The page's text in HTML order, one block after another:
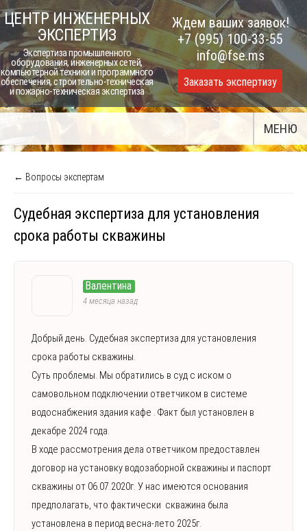
Skip
to
content
ЦЕНТР ИНЖЕНЕРНЫХ
ЭКСПЕРТИЗ
Экспертиза промышленного
оборудования, инженерных сетей,
компьютерной техники и программного
обеспечения, строительно-техническая
и пожарно-техническая экспертиза
Ждем ваших заявок!
+7 (995) 100-33-55
info@fse.ms
Заказать экспертизу
МЕНЮ
← Вопросы экспертам
Судебная экспертиза для установления
срока работы скважины
Валентина
4 месяца назад
Добрый день. Судебная экспертиза для установления
срока работы скважины.
Суть проблемы. Мы обратились в суд с иском о
самовольном подключении ответчиком в системе
водоснабжения здания кафе . Факт был установлен в
декабре 2024 года.
В ходе рассмотрения дела ответчиком предоставлен
договор на установку водозаборной скважины и паспорт
скважины от 06.07.2020г. У нас имеются основания
предполагать, что фактически скважина была
установлена в период весна-лето 2025г.